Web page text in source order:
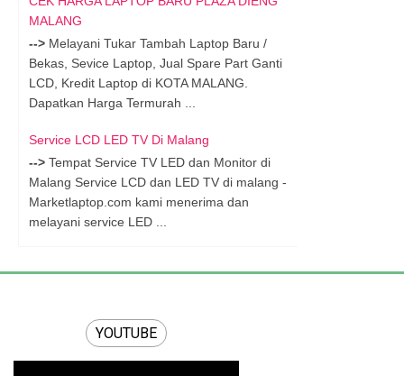
MALANG
--> Melayani Tukar Tambah Laptop Baru /
Bekas, Sevice Laptop, Jual Spare Part Ganti
LCD, Kredit Laptop di KOTA MALANG.
Dapatkan Harga Termurah ...
Service LCD LED TV Di Malang
--> Tempat Service TV LED dan Monitor di
Malang Service LCD dan LED TV di malang -
Marketlaptop.com kami menerima dan
melayani service LED ...
YOUTUBE